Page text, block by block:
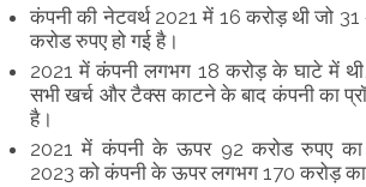
कंपनी की नेटवर्थ 2021 में 16 करोड़ थी जो
करोड रुपए हो गई है।
2021 में कंपनी लगभग 18 करोड़ के घाटे में
सभी खर्च और टैक्स काटने के बाद कंपनी का
है।
2021 में कंपनी के ऊपर 92 करोड रुपए
2023 को कंपनी के ऊपर लगभग 170 करोड़